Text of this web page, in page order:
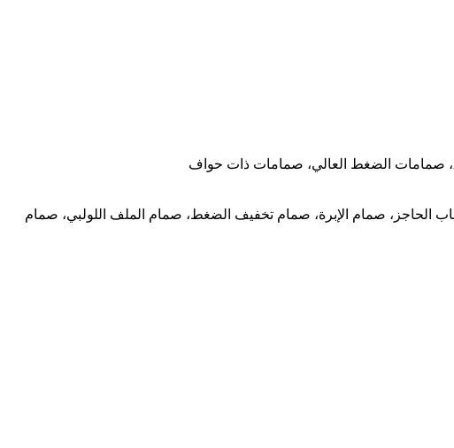
الحاجز، صمام الإبرة، صمام تخفيف الضغط، صمام الملف اللولبي، صمام